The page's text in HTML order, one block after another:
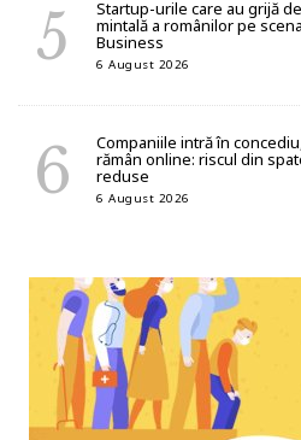
Startup-urile care au grijă
mintală a românilor pe
Business
6 August 2026
Companiile intră în
rămân online: riscul din
reduse
6 August 2026